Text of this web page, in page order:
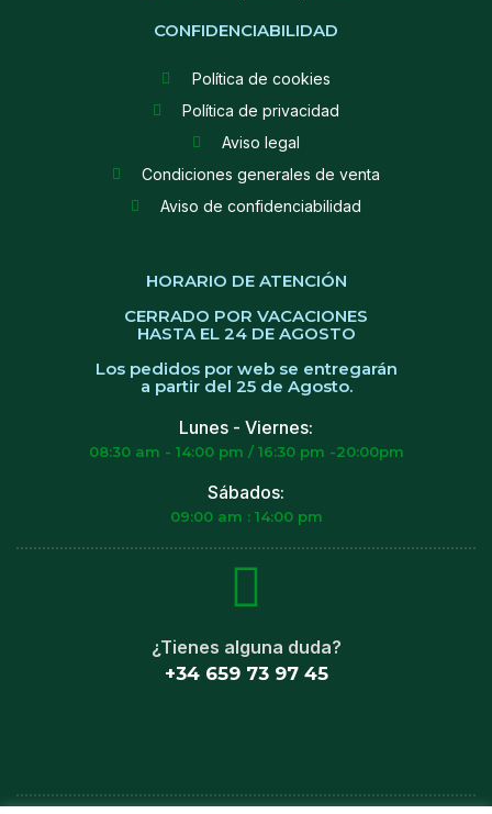
CONFIDENCIABILIDAD
Política de cookies
Política de privacidad
Aviso legal
Condiciones generales de venta
Aviso de confidenciabilidad
HORARIO DE ATENCIÓN
CERRADO POR VACACIONES
HASTA EL 24 DE AGOSTO
Los pedidos por web se entregarán
a partir del 25 de Agosto.
Lunes - Viernes:
08:30 am - 14:00 pm / 16:30 pm -20:00pm
Sábados:
09:00 am : 14:00 pm
¿Tienes alguna duda?
+34 659 73 97 45